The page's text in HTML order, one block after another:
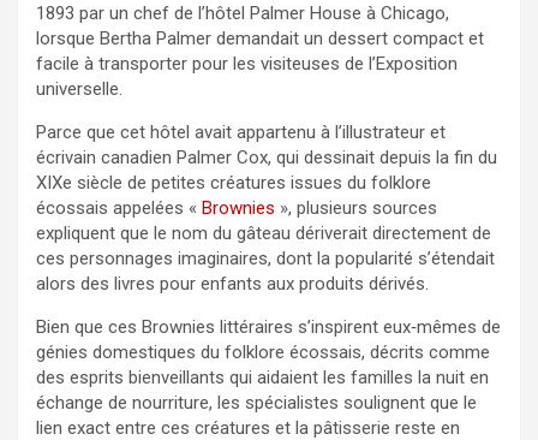
1893 par un chef de l’hôtel Palmer House à Chicago,
lorsque Bertha Palmer demandait un dessert compact et
facile à transporter pour les visiteuses de l’Exposition
universelle.
Parce que cet hôtel avait appartenu à l’illustrateur et
écrivain canadien Palmer Cox, qui dessinait depuis la fin du
XIXe siècle de petites créatures issues du folklore
écossais appelées « Brownies », plusieurs sources
expliquent que le nom du gâteau dériverait directement de
ces personnages imaginaires, dont la popularité s’étendait
alors des livres pour enfants aux produits dérivés.
Bien que ces Brownies littéraires s’inspirent eux‑mêmes de
génies domestiques du folklore écossais, décrits comme
des esprits bienveillants qui aidaient les familles la nuit en
échange de nourriture, les spécialistes soulignent que le
lien exact entre ces créatures et la pâtisserie reste en